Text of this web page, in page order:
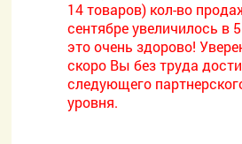
14 товаров) кол-во
сентябре увеличилось в
это очень здорово!
скоро Вы без труда
следующего
уровня.